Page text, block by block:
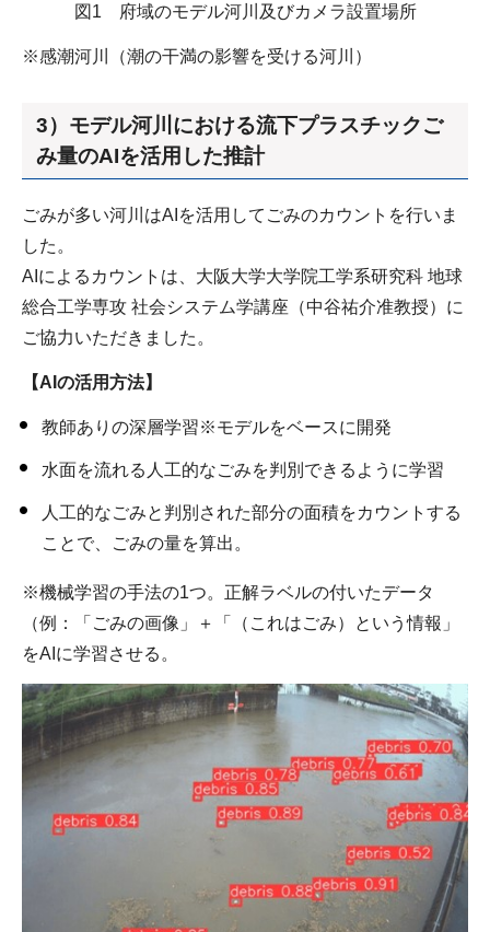
図1 府域のモデル河川及びカメラ設置場所
※感潮河川（潮の干満の影響を受ける河川）
3）モデル河川における流下プラスチックご
み量のAIを活用した推計
ごみが多い河川はAIを活用してごみのカウントを行いま
した。
AIによるカウントは、大阪大学大学院工学系研究科 地球
総合工学専攻 社会システム学講座（中谷祐介准教授）に
ご協力いただきました。
【AIの活用方法】
教師ありの深層学習※モデルをベースに開発
水面を流れる人工的なごみを判別できるように学習
人工的なごみと判別された部分の面積をカウントする
ことで、ごみの量を算出。
※機械学習の手法の1つ。正解ラベルの付いたデータ
（例：「ごみの画像」＋「（これはごみ）という情報」
をAIに学習させる。